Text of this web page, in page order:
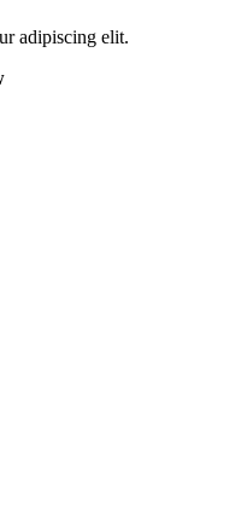
adipiscing elit.